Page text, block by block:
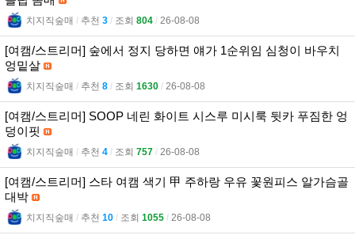
치지직숲매 l 추천 3 l 조회 804 l 26-08-08
[여캠/스트리머] 숲에서 정지 당하면 얘가 1순위임 심청이 바우치
엉밑살
치지직숲매 l 추천 8 l 조회 1630 l 26-08-08
[여캠/스트리머] SOOP 네린 화이트 시스루 미시룩 뒷카 푸짐한 엉
덩이핏
치지직숲매 l 추천 4 l 조회 757 l 26-08-08
[여캠/스트리머] 스타 여캠 색기 甲 주하랑 우유 꽃원피스 알가슴골
대박
치지직숲매 l 추천 10 l 조회 1055 l 26-08-08